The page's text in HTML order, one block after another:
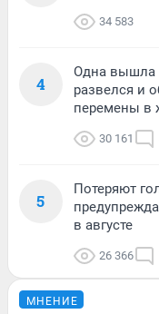
34 583
4
Одна вышла
развелся и
перемены в
30 161
5
Потеряют
в августе
26 366
МНЕНИЕ